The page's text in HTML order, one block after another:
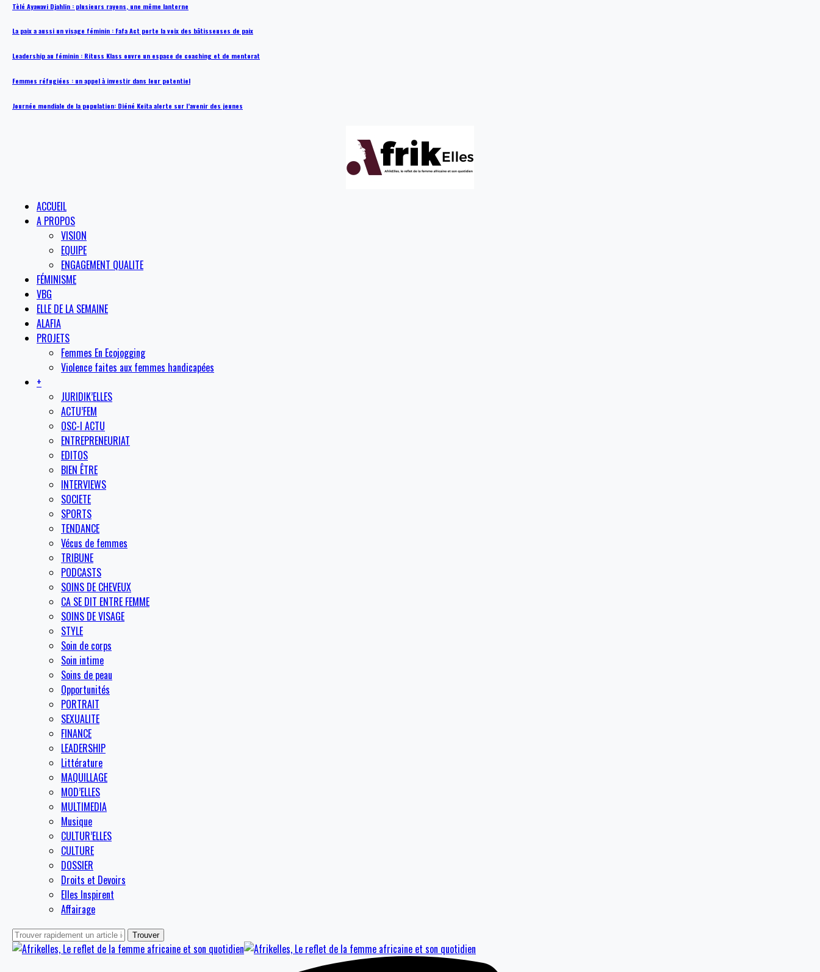
Tèlé Ayawavi Djahlin : plusieurs rayons, une même lanterne
La paix a aussi un visage féminin : Fafa Act porte la voix des bâtisseuses de paix
Leadership au féminin : Rituss Klass ouvre un espace de coaching et de mentorat
Femmes réfugiées : un appel à investir dans leur potentiel
Journée mondiale de la population: Diéné Keita alerte sur l’avenir des jeunes
ACCUEIL
A PROPOS
VISION
EQUIPE
ENGAGEMENT QUALITE
FÉMINISME
VBG
ELLE DE LA SEMAINE
ALAFIA
PROJETS
Femmes En Ecojogging
Violence faites aux femmes handicapées
+
JURIDIK’ELLES
ACTU’FEM
OSC-I ACTU
ENTREPRENEURIAT
EDITOS
BIEN ÊTRE
INTERVIEWS
SOCIETE
SPORTS
TENDANCE
Vécus de femmes
TRIBUNE
PODCASTS
SOINS DE CHEVEUX
CA SE DIT ENTRE FEMME
SOINS DE VISAGE
STYLE
Soin de corps
Soin intime
Soins de peau
Opportunités
PORTRAIT
SEXUALITE
FINANCE
LEADERSHIP
Littérature
MAQUILLAGE
MOD’ELLES
MULTIMEDIA
Musique
CULTUR’ELLES
CULTURE
DOSSIER
Droits et Devoirs
Elles Inspirent
Affairage